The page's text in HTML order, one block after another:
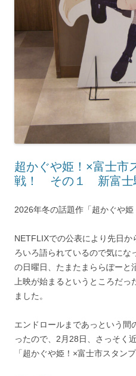
超かぐや姫！×富士市
戦！ その１ 新富士
2026年冬の話題作「超かぐや姫
NETFLIXでの公表により先日
ろいろ語られているので気にな
の日曜日、たまたまららぽーと
上映が始まるというところだ
ました。
エンドロールまであっという間
ったので、2月28日、さっそく
「超かぐや姫！×富士市スタン